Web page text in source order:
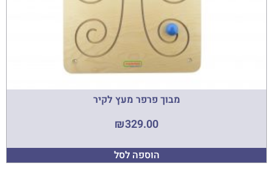
מבוך פרפר מעץ לקיר
₪329.00
הוספה לסל